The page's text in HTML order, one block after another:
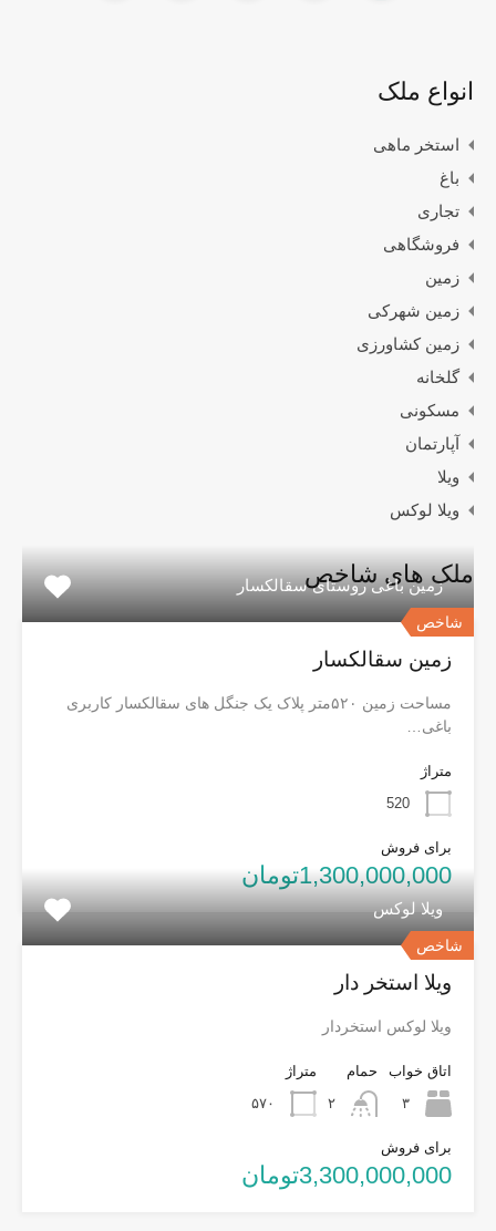
انواع ملک
استخر ماهی
باغ
تجاری
فروشگاهی
زمین
زمین شهرکی
زمین کشاورزی
گلخانه
مسکونی
آپارتمان
ویلا
ویلا لوکس
ملک های شاخص
شاخص
زمین باغی روستای سقالکسار
زمین سقالکسار
مساحت زمین ۵۲۰متر پلاک یک جنگل های سقالکسار کاربری
باغی…
متراژ
520
برای فروش
1,300,000,000تومان
شاخص
ویلا لوکس
ویلا استخر دار
ویلا لوکس استخردار
اتاق خواب
۳
حمام
۲
متراژ
۵۷۰
برای فروش
3,300,000,000تومان